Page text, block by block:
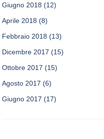
Giugno 2018 (12)
Aprile 2018 (8)
Febbraio 2018 (13)
Dicembre 2017 (15)
Ottobre 2017 (15)
Agosto 2017 (6)
Giugno 2017 (17)